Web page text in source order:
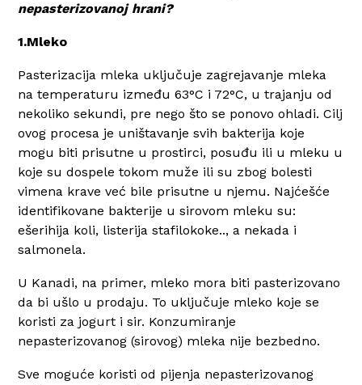
nepasterizovanoj hrani?
1.Mleko
Pasterizacija mleka uključuje zagrejavanje mleka
na temperaturu između 63°C i 72°C, u trajanju od
nekoliko sekundi, pre nego što se ponovo ohladi. Cilj
ovog procesa je uništavanje svih bakterija koje
mogu biti prisutne u prostirci, posuđu ili u mleku u
koje su dospele tokom muže ili su zbog bolesti
vimena krave već bile prisutne u njemu. Najćešće
identifikovane bakterije u sirovom mleku su:
ešerihija koli, listerija stafilokoke.., a nekada i
salmonela.
U Kanadi, na primer, mleko mora biti pasterizovano
da bi ušlo u prodaju. To uključuje mleko koje se
koristi za jogurt i sir. Konzumiranje
nepasterizovanog (sirovog) mleka nije bezbedno.
Sve moguće koristi od pijenja nepasterizovanog